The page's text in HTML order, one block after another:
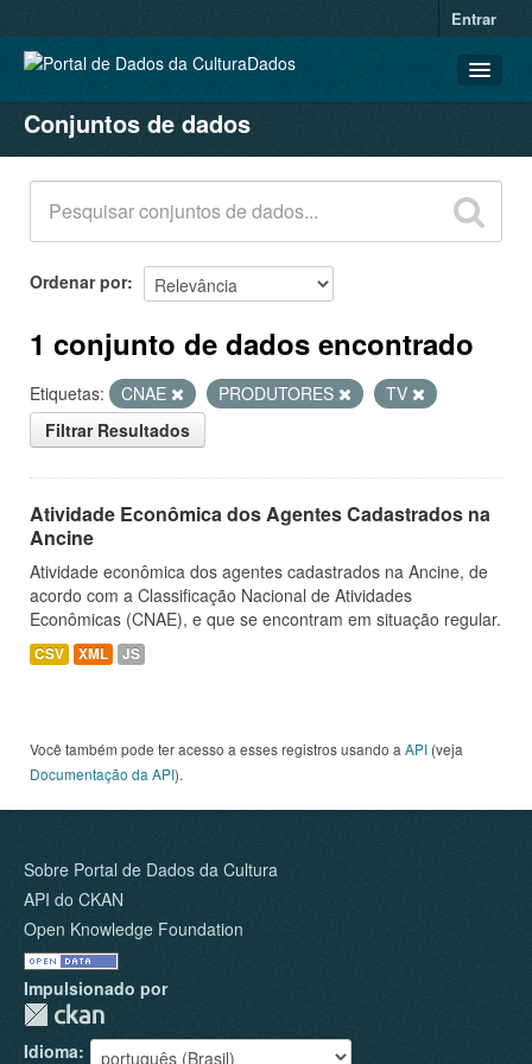
Entrar
CONJUNTOS DE DADOS
ORGANIZAÇÕES
GRUPOS
SOBRE
Conjuntos de dados
Ordenar por
1 conjunto de dados encontrado
Etiquetas: CNAE PRODUTORES
TV
Filtrar Resultados
Atividade Econômica dos Agentes Cadastrados na
Ancine
Atividade econômica dos agentes cadastrados na Ancine, de
acordo com a Classificação Nacional de Atividades
Econômicas (CNAE), e que se encontram em situação regular.
CSV XML JS
Você também pode ter acesso a esses registros usando a API (veja
Documentação da API).
Sobre Portal de Dados da Cultura
API do CKAN
Open Knowledge Foundation
Impulsionado por
Idioma